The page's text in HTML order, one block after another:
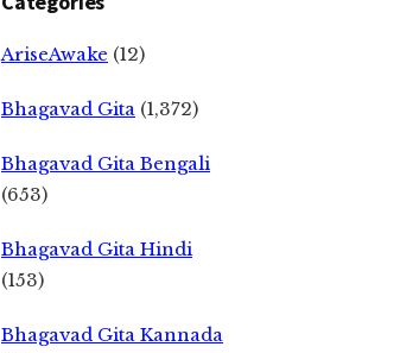
AriseAwake (12)
Bhagavad Gita (1,372)
Bhagavad Gita Bengali
(653)
Bhagavad Gita Hindi
(153)
Bhagavad Gita Kannada